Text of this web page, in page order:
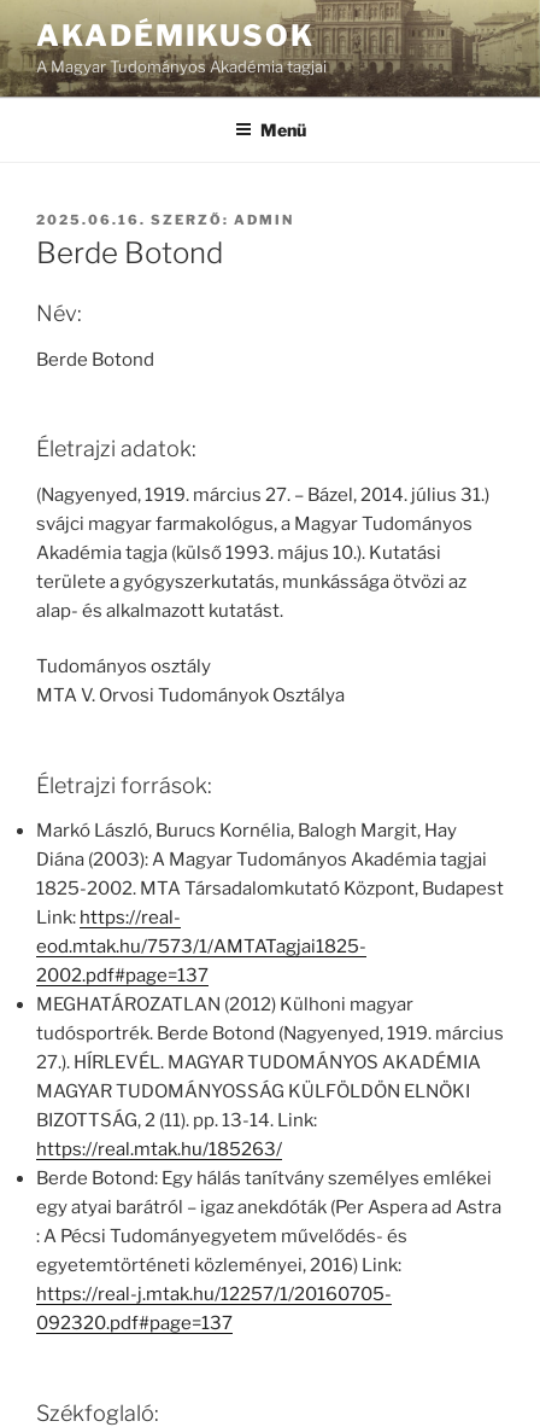
AKADÉMIKUSOK
A Magyar Tudományos Akadémia tagjai
Menü
BEKÜLDVE:
2025.06.16. SZERZŐ: ADMIN
Berde Botond
Név:
Berde Botond
Életrajzi adatok:
(Nagyenyed, 1919. március 27. – Bázel, 2014. július 31.)
svájci magyar farmakológus, a Magyar Tudományos
Akadémia tagja (külső 1993. május 10.). Kutatási
területe a gyógyszerkutatás, munkássága ötvözi az
alap- és alkalmazott kutatást.
Tudományos osztály
MTA V. Orvosi Tudományok Osztálya
Életrajzi források:
Markó László, Burucs Kornélia, Balogh Margit, Hay
Diána (2003): A Magyar Tudományos Akadémia tagjai
1825-2002. MTA Társadalomkutató Központ, Budapest
Link: https://real-
eod.mtak.hu/7573/1/AMTATagjai1825-
2002.pdf#page=137
MEGHATÁROZATLAN (2012) Külhoni magyar
tudósportrék. Berde Botond (Nagyenyed, 1919. március
27.). HÍRLEVÉL. MAGYAR TUDOMÁNYOS AKADÉMIA
MAGYAR TUDOMÁNYOSSÁG KÜLFÖLDÖN ELNÖKI
BIZOTTSÁG, 2 (11). pp. 13-14. Link:
https://real.mtak.hu/185263/
Berde Botond: Egy hálás tanítvány személyes emlékei
egy atyai barátról – igaz anekdóták (Per Aspera ad Astra
: A Pécsi Tudományegyetem művelődés- és
egyetemtörténeti közleményei, 2016) Link:
https://real-j.mtak.hu/12257/1/20160705-
092320.pdf#page=137
Székfoglaló: